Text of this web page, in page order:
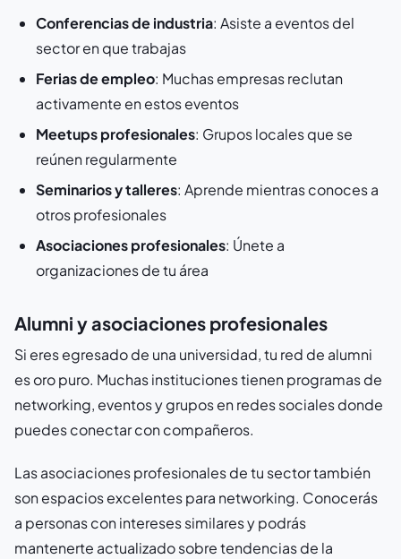
Conferencias de industria: Asiste a eventos del
sector en que trabajas
Ferias de empleo: Muchas empresas reclutan
activamente en estos eventos
Meetups profesionales: Grupos locales que se
reúnen regularmente
Seminarios y talleres: Aprende mientras conoces a
otros profesionales
Asociaciones profesionales: Únete a
organizaciones de tu área
Alumni y asociaciones profesionales
Si eres egresado de una universidad, tu red de alumni
es oro puro. Muchas instituciones tienen programas de
networking, eventos y grupos en redes sociales donde
puedes conectar con compañeros.
Las asociaciones profesionales de tu sector también
son espacios excelentes para networking. Conocerás
a personas con intereses similares y podrás
mantenerte actualizado sobre tendencias de la